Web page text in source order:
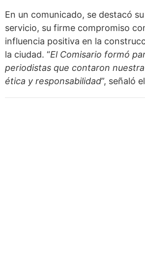
En un comunicado, se destacó
servicio, su firme compromiso
influencia positiva en la
la ciudad. “El Comisario formó
periodistas que contaron
ética y responsabilidad”, señaló